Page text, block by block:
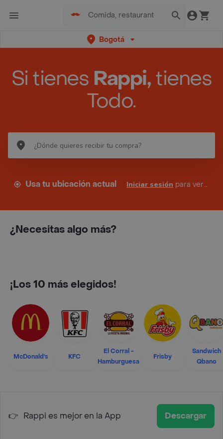
Bogotá
Si tienes Rappi,tienes
Todo.
Usa tu ubicación actual Iniciar sesión para ver tus direcciones
¿Necesitas algo más?
¡Los 10 más elegidos!
McDonald's KFC
El Corral -
Hamburguesa
Frisby
Sandwich
Qbano
👉 Rappi es mejor en la App Descargar